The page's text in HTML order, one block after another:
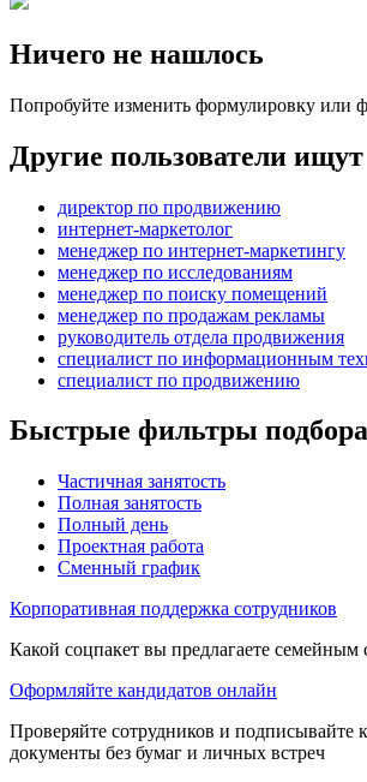
Ничего не нашлось
Попробуйте изменить формулировку или
Другие пользователи ищут
директор по продвижению
интернет-маркетолог
менеджер по интернет-маркетингу
менеджер по исследованиям
менеджер по поиску помещений
менеджер по продажам рекламы
руководитель отдела продвижения
специалист по информационным
специалист по продвижению
Быстрые фильтры
Частичная занятость
Полная занятость
Полный день
Проектная работа
Сменный график
Корпоративная поддержка сотрудников
Какой соцпакет вы предлагаете семейным
Оформляйте кандидатов онлайн
Проверяйте сотрудников и подписывайте
документы без бумаг и личных встреч